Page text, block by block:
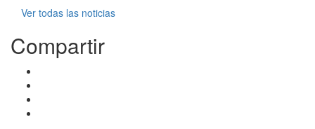
Ver todas las noticias
Compartir